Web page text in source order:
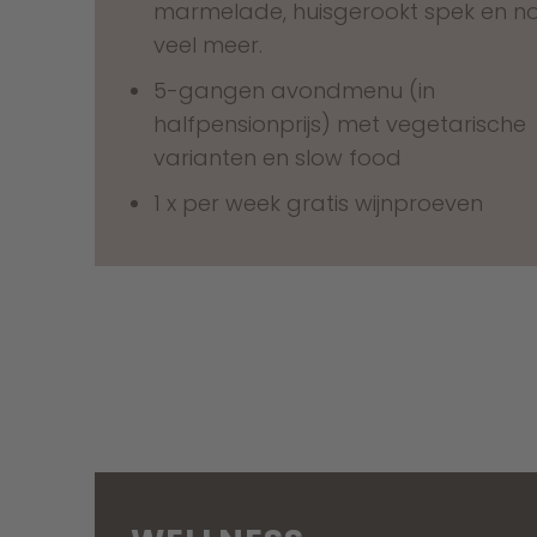
marmelade, huisgerookt spek en
veel meer.
5-gangen avondmenu (in
halfpensionprijs) met vegetarische
varianten en slow food
1 x per week gratis wijnproeven